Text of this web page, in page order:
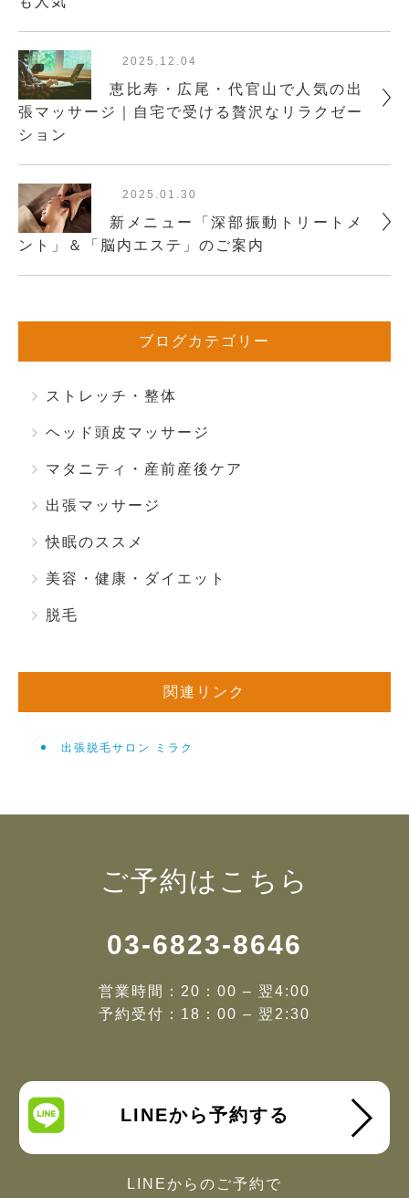
2025.12.04
恵比寿・広尾・代官山で人気の出
張マッサージ｜自宅で受ける贅沢なリラクゼー
ション
2025.01.30
新メニュー「深部振動トリートメ
ント」＆「脳内エステ」のご案内
ブログカテゴリー
ストレッチ・整体
ヘッド頭皮マッサージ
マタニティ・産前産後ケア
出張マッサージ
快眠のススメ
美容・健康・ダイエット
脱毛
関連リンク
出張脱毛サロン ミラク
ご予約はこちら
03-6823-8646
営業時間：20：00 – 翌4:00
予約受付：18：00 – 翌2:30
LINEから予約する
LINEからのご予約で